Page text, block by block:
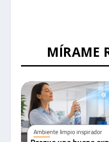
MÍRAME